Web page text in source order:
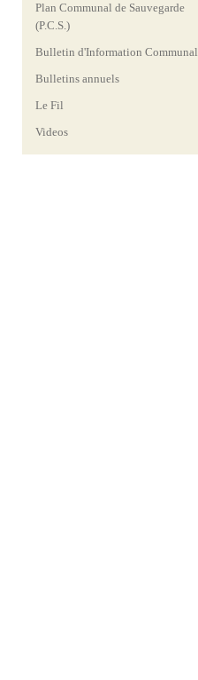
Plan Communal de Sauvegarde
(P.C.S.)
Bulletin d'Information Communal
Bulletins annuels
Le Fil
Videos